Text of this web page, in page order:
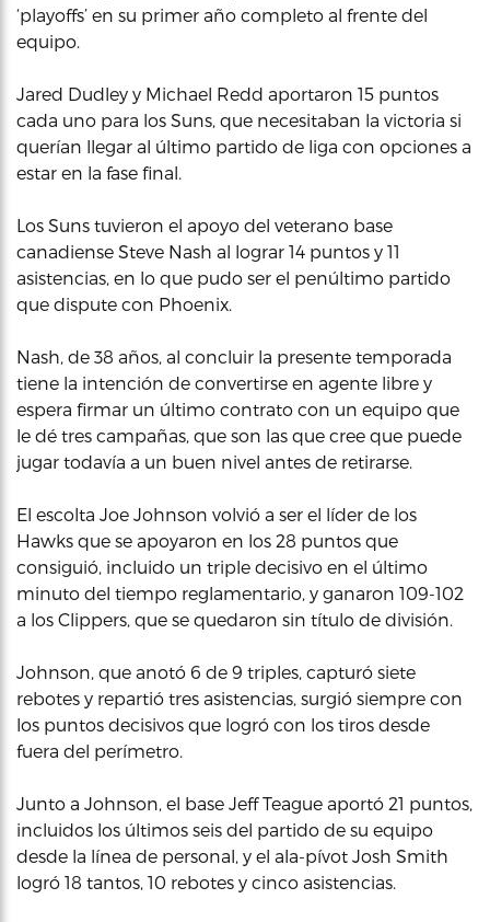
‘playoffs’ en su primer año completo al frente del
equipo.
Jared Dudley y Michael Redd aportaron 15 puntos
cada uno para los Suns, que necesitaban la victoria si
querían llegar al último partido de liga con opciones a
estar en la fase final.
Los Suns tuvieron el apoyo del veterano base
canadiense Steve Nash al lograr 14 puntos y 11
asistencias, en lo que pudo ser el penúltimo partido
que dispute con Phoenix.
Nash, de 38 años, al concluir la presente temporada
tiene la intención de convertirse en agente libre y
espera firmar un último contrato con un equipo que
le dé tres campañas, que son las que cree que puede
jugar todavía a un buen nivel antes de retirarse.
El escolta Joe Johnson volvió a ser el líder de los
Hawks que se apoyaron en los 28 puntos que
consiguió, incluido un triple decisivo en el último
minuto del tiempo reglamentario, y ganaron 109-102
a los Clippers, que se quedaron sin título de división.
Johnson, que anotó 6 de 9 triples, capturó siete
rebotes y repartió tres asistencias, surgió siempre con
los puntos decisivos que logró con los tiros desde
fuera del perímetro.
Junto a Johnson, el base Jeff Teague aportó 21 puntos,
incluidos los últimos seis del partido de su equipo
desde la línea de personal, y el ala-pívot Josh Smith
logró 18 tantos, 10 rebotes y cinco asistencias.